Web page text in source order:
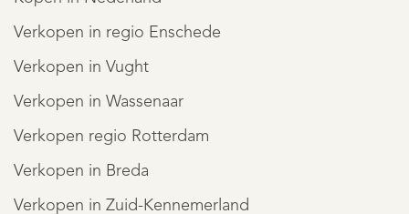
Verkopen in regio Enschede
Verkopen in Vught
Verkopen in Wassenaar
Verkopen regio Rotterdam
Verkopen in Breda
Verkopen in Zuid-Kennemerland